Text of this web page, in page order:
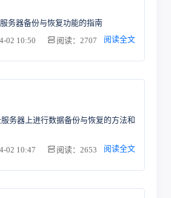
务器备份与恢复功能的指南
02 10:50
阅读：2707 阅读全文
务器上进行数据备份与恢复的方法和
02 10:47
阅读：2653 阅读全文